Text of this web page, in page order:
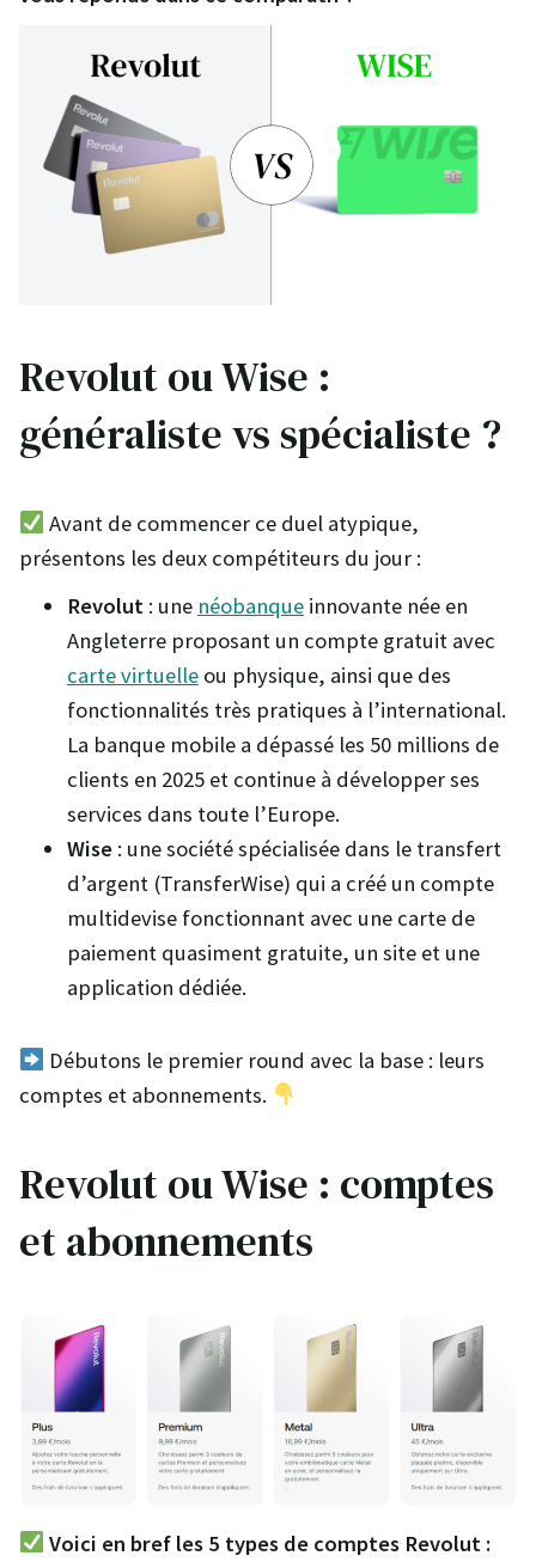
Revolut ou Wise :
généraliste vs spécialiste ?
Avant de commencer ce duel atypique,
présentons les deux compétiteurs du jour :
Revolut : une néobanque innovante née en
Angleterre proposant un compte gratuit avec
carte virtuelle ou physique, ainsi que des
fonctionnalités très pratiques à l’international.
La banque mobile a dépassé les 50 millions de
clients en 2025 et continue à développer ses
services dans toute l’Europe.
Wise : une société spécialisée dans le transfert
d’argent (TransferWise) qui a créé un compte
multidevise fonctionnant avec une carte de
paiement quasiment gratuite, un site et une
application dédiée.
Débutons le premier round avec la base : leurs
comptes et abonnements.
Revolut ou Wise : comptes
et abonnements
Voici en bref les 5 types de comptes Revolut :